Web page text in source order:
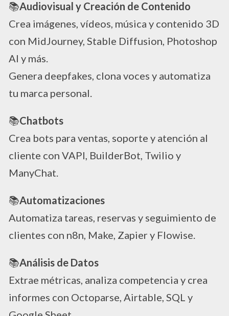
📚Audiovisual y Creación de Contenido
Crea imágenes, vídeos, música y contenido 3D
con MidJourney, Stable Diffusion, Photoshop
AI y más.
Genera deepfakes, clona voces y automatiza
tu marca personal.
📚Chatbots
Crea bots para ventas, soporte y atención al
cliente con VAPI, BuilderBot, Twilio y
ManyChat.
📚Automatizaciones
Automatiza tareas, reservas y seguimiento de
clientes con n8n, Make, Zapier y Flowise.
📚Análisis de Datos
Extrae métricas, analiza competencia y crea
informes con Octoparse, Airtable, SQL y